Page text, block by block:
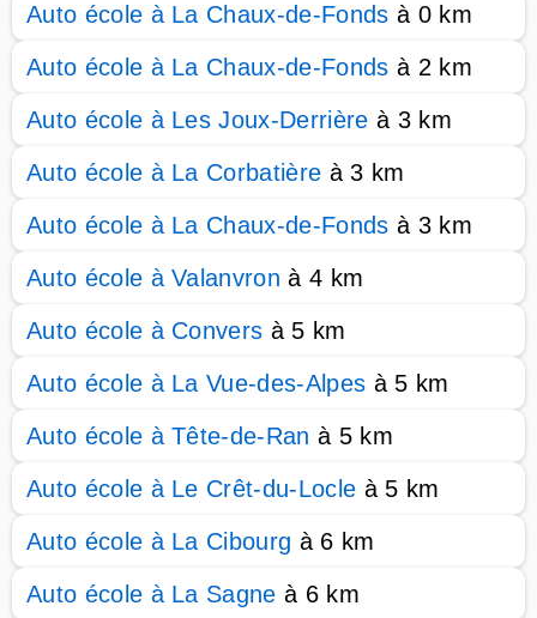
Auto école à La Chaux-de-Fonds à 0 km
Auto école à La Chaux-de-Fonds à 2 km
Auto école à Les Joux-Derrière à 3 km
Auto école à La Corbatière à 3 km
Auto école à La Chaux-de-Fonds à 3 km
Auto école à Valanvron à 4 km
Auto école à Convers à 5 km
Auto école à La Vue-des-Alpes à 5 km
Auto école à Tête-de-Ran à 5 km
Auto école à Le Crêt-du-Locle à 5 km
Auto école à La Cibourg à 6 km
Auto école à La Sagne à 6 km